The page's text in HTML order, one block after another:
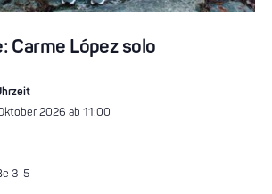
Carme López solo
2026 ab 11:00
3-5